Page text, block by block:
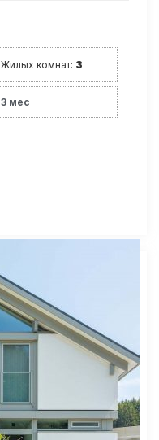
Жилых комнат: 3
3 мес